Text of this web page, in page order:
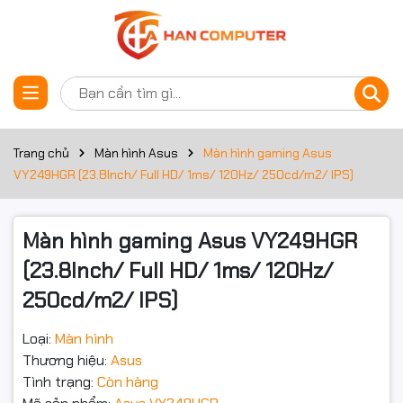
Trang chủ Màn hình Asus
Màn hình gaming Asus
VY249HGR (23.8Inch/ Full HD/ 1ms/ 120Hz/ 250cd/m2/ IPS)
Màn hình gaming Asus VY249HGR
(23.8Inch/ Full HD/ 1ms/ 120Hz/
250cd/m2/ IPS)
Loại: Màn hình
Thương hiệu: Asus
Tình trạng: Còn hàng
Thông số kỹ thuật
Màn hình
Nhu cầu Màn hình gaming
màn hình
Độ phân
giải
Full HD (1920x1080)
Thời gian
đáp ứng
1ms
Tần số quét 120Hz
Độ sáng 250cd/m2
Đặt trước sản phẩm